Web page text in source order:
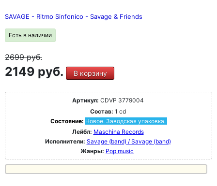
SAVAGE - Ritmo Sinfonico - Savage & Friends
Есть в наличии
2699руб.
2149 руб. В корзину
Артикул: CDVP 3779004
Состав: 1 cd
Состояние: Новое. Заводская упаковка.
Лейбл: Maschina Records
Исполнители: Savage (band) / Savage (band)
Жанры: Pop music